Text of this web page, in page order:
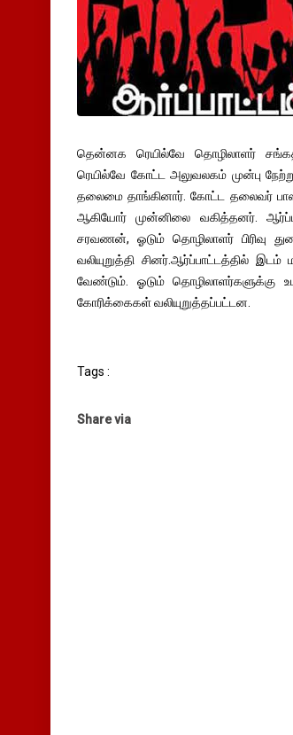
தென்னக ரெயில்வே தொழிலாளர்
ரெயில்வே கோட்ட அலுவலகம் முன்பு
தலைமை தாங்கினார். கோட்ட தலைவர்
ஆகியோர் முன்னிலை வகித்தனர்.
சரவணன், ஓடும் தொழிலாளர் பிரிவு
வலியுறுத்தி சினர்.ஆர்ப்பாட்டத்தில்
வேண்டும். ஓடும் தொழிலாளர்களுக்கு
கோரிக்கைகள் வலியுறுத்தப்பட்டன.
Tags :
Share via